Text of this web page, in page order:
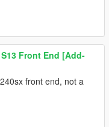
Front End [Add-
front end, not a